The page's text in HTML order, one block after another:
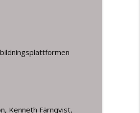
, Kenneth Färnqvist,